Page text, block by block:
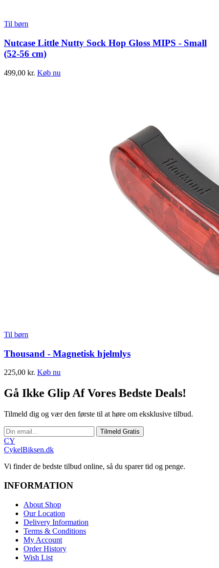
Til børn
Nutcase Little Nutty Sock Hop Gloss MIPS - Small
(52-56 cm)
499,00 kr. Køb nu
Til børn
Thousand - Magnetisk hjelmlys
225,00 kr. Køb nu
Gå Ikke Glip Af Vores Bedste Deals!
Tilmeld dig og vær den første til at høre om eksklusive tilbud.
Tilmeld Gratis
CY
CykelBiksen.dk
Vi finder de bedste tilbud online, så du sparer tid og penge.
INFORMATION
About Shop
Our Location
Delivery Information
Terms & Conditions
My Account
Order History
Wish List